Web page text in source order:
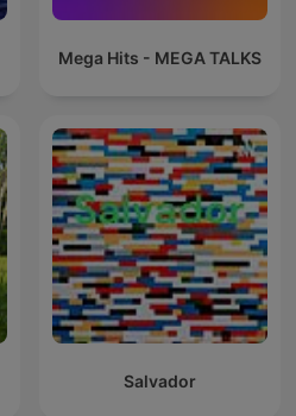
Mega Hits - MEGA TALKS
Salvador